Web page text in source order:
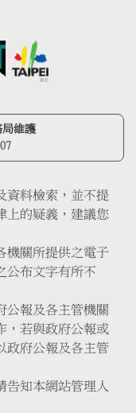
局維護
資料檢索，並不提
上的疑義，建議您
機關所提供之電子
公布文字有所不
公報及各主管機關
，若與政府公報或
政府公報及各主管
告知本網站管理人